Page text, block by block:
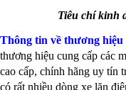
Tiêu chí kinh
Thông tin về thương hiệu
thương hiệu cung cấp các
cao cấp, chính hãng uy tín
có rất nhiều dòng xe lăn